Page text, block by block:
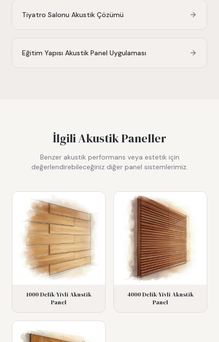
Tiyatro Salonu Akustik Çözümü
Eğitim Yapısı Akustik Panel Uygulaması
İlgili Akustik Paneller
Benzer akustik performans veya estetik için
değerlendirebileceğiniz diğer panel sistemlerimiz.
1000 Delik-Yivli Akustik
Panel
4000 Delik-Yivli Akustik
Panel